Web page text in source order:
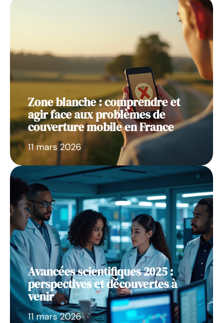
Zone blanche : comprendre et
agir face aux problèmes de
couverture mobile en France
11 mars 2026
Avancées scientifiques 2025 :
perspectives et découvertes à
venir
11 mars 2026